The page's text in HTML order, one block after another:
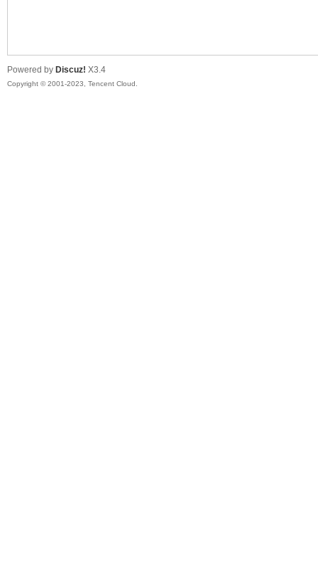
Powered by Discuz! X3.4
Copyright © 2001-2023, Tencent Cloud.